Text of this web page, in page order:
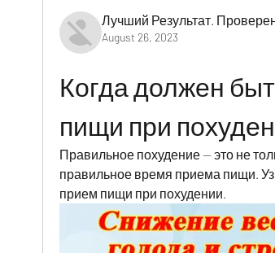
Лучший Результат.
August 26, 2023
Когда должен
пищи при
Правильное похудение — это не
правильное время приема пищи.
прием пищи при похудении.